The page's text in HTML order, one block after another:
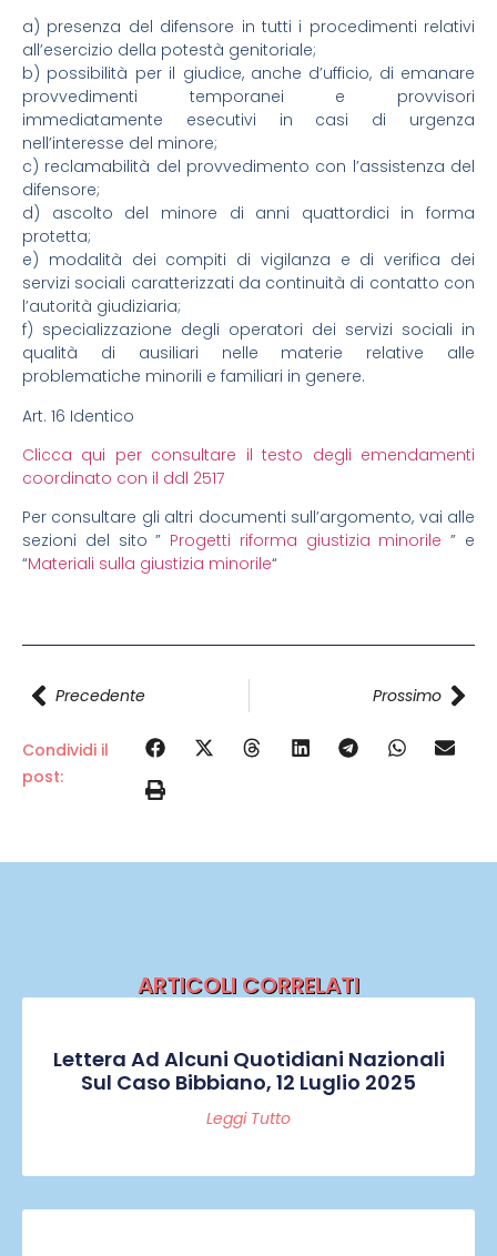
a) presenza del difensore in tutti i procedimenti relativi
all’esercizio della potestà genitoriale;
b) possibilità per il giudice, anche d’ufficio, di emanare
provvedimenti temporanei e provvisori
immediatamente esecutivi in casi di urgenza
nell’interesse del minore;
c) reclamabilità del provvedimento con l’assistenza del
difensore;
d) ascolto del minore di anni quattordici in forma
protetta;
e) modalità dei compiti di vigilanza e di verifica dei
servizi sociali caratterizzati da continuità di contatto con
l’autorità giudiziaria;
f) specializzazione degli operatori dei servizi sociali in
qualità di ausiliari nelle materie relative alle
problematiche minorili e familiari in genere.
Art. 16 Identico
Clicca qui per consultare il testo degli emendamenti
coordinato con il ddl 2517
Per consultare gli altri documenti sull’argomento, vai alle
sezioni del sito ” Progetti riforma giustizia minorile ” e
“Materiali sulla giustizia minorile“
Precedente Prossimo
Condividi il
post:
ARTICOLI CORRELATI
Lettera Ad Alcuni Quotidiani Nazionali
Sul Caso Bibbiano, 12 Luglio 2025
Leggi Tutto